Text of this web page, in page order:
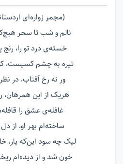
(مجمر زواره‌ای
نالم و شب تا سحر
خسته‌ی درد تو را،
تیره به چشم کسیست، کو
ور نه رخ آفتاب، در
هریک از این همرهان،
غافله‌ی عشق را
ساخته‌ام بهر او، از
لیک چه سود این‌که یار،
خون شد و از دیده‌ام